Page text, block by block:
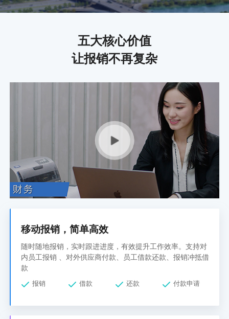
五大核心价值
让报销不再复杂
移动报销，简单高效
随时随地报销，实时跟进进度，有效提升工作效率。支持对
内员工报销 、对外供应商付款、员工借款还款、报销冲抵借
款
报销 借款 还款 付款申请